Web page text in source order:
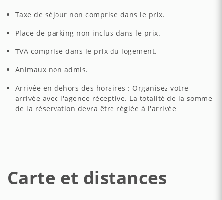
Taxe de séjour non comprise dans le prix.
Place de parking non inclus dans le prix.
TVA comprise dans le prix du logement.
Animaux non admis.
Arrivée en dehors des horaires : Organisez votre
arrivée avec l'agence réceptive. La totalité de la somme
de la réservation devra être réglée à l'arrivée
Carte et distances